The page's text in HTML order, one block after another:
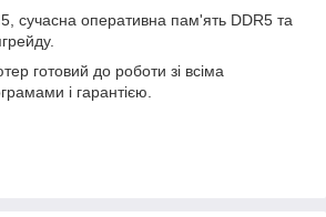
сучасна оперативна пам'ять DDR5 та
готовий до роботи зі всіма
і гарантією.